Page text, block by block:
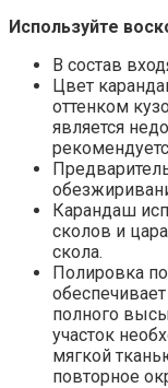
Используйте
В состав
Цвет
оттенком
является
Карандаш
сколов и
скола.
Полировка
полного
участок
мягкой
повторное